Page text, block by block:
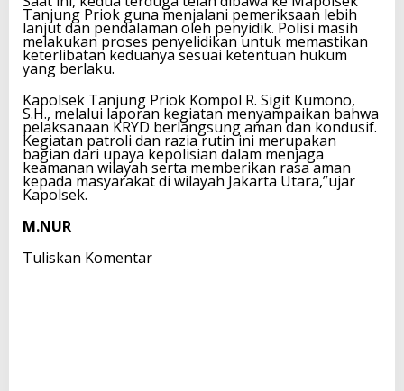
Tanjung Priok guna menjalani pemeriksaan lebih
lanjut dan pendalaman oleh penyidik. Polisi masih
melakukan proses penyelidikan untuk memastikan
keterlibatan keduanya sesuai ketentuan hukum
yang berlaku.
Kapolsek Tanjung Priok Kompol R. Sigit Kumono,
S.H., melalui laporan kegiatan menyampaikan bahwa
pelaksanaan KRYD berlangsung aman dan kondusif.
Kegiatan patroli dan razia rutin ini merupakan
bagian dari upaya kepolisian dalam menjaga
keamanan wilayah serta memberikan rasa aman
kepada masyarakat di wilayah Jakarta Utara,”ujar
Kapolsek.
M.NUR
Tuliskan Komentar